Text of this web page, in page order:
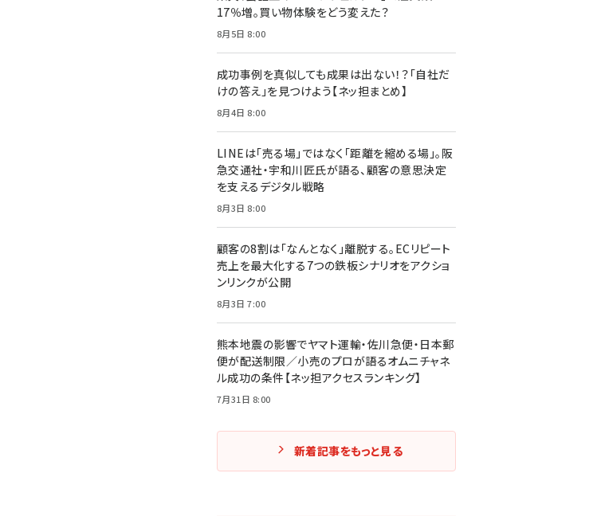
17％増。買い物体験をどう変えた？
8月5日 8:00
成功事例を真似しても成果は出ない！？「自社だ
けの答え」を見つけよう【ネッ担まとめ】
8月4日 8:00
LINEは「売る場」ではなく「距離を縮める場」。阪
急交通社・宇和川匠氏が語る、顧客の意思決定
を支えるデジタル戦略
8月3日 8:00
顧客の8割は「なんとなく」離脱する。ECリピート
売上を最大化する7つの鉄板シナリオをアクショ
ンリンクが公開
8月3日 7:00
熊本地震の影響でヤマト運輸・佐川急便・日本郵
便が配送制限／小売のプロが語るオムニチャネ
ル成功の条件【ネッ担アクセスランキング】
7月31日 8:00
新着記事をもっと見る